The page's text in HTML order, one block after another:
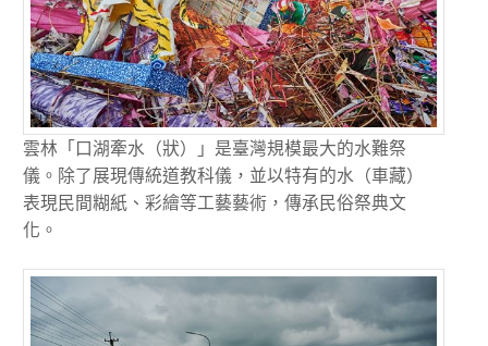
雲林「口湖牽水（狀）」是臺灣規模最大的水難祭
儀。除了展現傳統道教科儀，並以特有的水（車藏）
表現民間糊紙、彩繪等工藝藝術，傳承民俗祭典文
化。